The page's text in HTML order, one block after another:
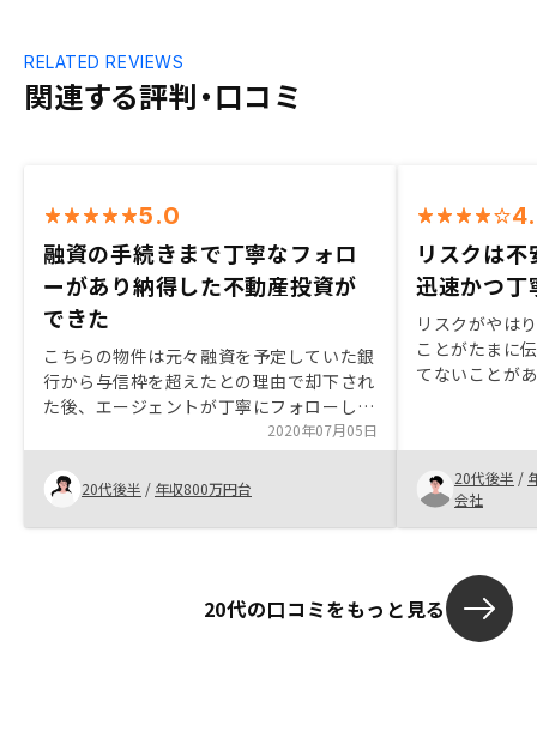
関連する評判・口コミ
RELATED REVIEWS
5.0
融資の手続きまで丁寧なフォロ
ーがあり納得した不動産投資が
できた
こちらの物件は元々融資を予定していた銀
行から与信枠を超えたとの理由で却下され
た後、エージェントが丁寧にフォローして
もらい、他の銀行を提案し、予定より1ヶ
月遅れて契約したものです。契約まで書類
の不備など迅速にフォローしていたおかげ
でスムーズに手続きを終え、すごくサポー
トが厚い会社と言えます。今回は銀行の融
銀行の融資金額や、ローン申請の書類のと
2020年07月05日
20代後半 / 年収800万円台
リスクは
迅速かつ丁
リスクがやはり不
ことがたまに
てないことが
少しバックグ
たほうが良い
20代後半 /
会社
20代の口コミをもっと見る